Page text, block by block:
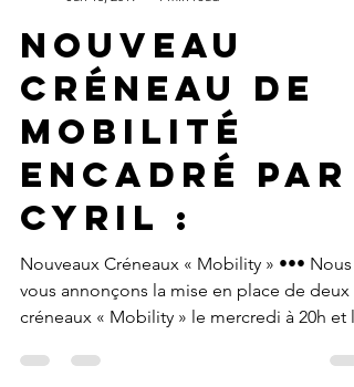
Jan 15, 2019
1 min read
Nouveau
créneau de
mobilité
encadré par
cyril :
Nouveaux Créneaux « Mobility » ••• Nous
vous annonçons la mise en place de deux
créneaux « Mobility » le mercredi à 20h et le